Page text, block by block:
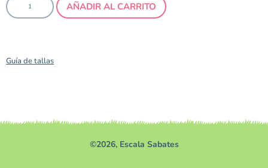
AÑADIR AL CARRITO
Guía de tallas
©2026, Escala Sabates